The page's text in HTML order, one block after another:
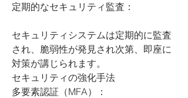
定期的なセキュリティ監査：
セキュリティシステムは定期的に監査
され、脆弱性が発見され次第、即座に
対策が講じられます。
セキュリティの強化手法
多要素認証（MFA）：